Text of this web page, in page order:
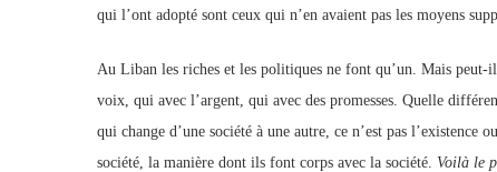
qui l’ont adopté sont ceux qui n’en avaient pas les moyens
Au Liban les riches et les politiques ne font qu’un. Mais peut-
voix, qui avec l’argent, qui avec des promesses. Quelle
qui change d’une société à une autre, ce n’est pas l’existence
société, la manière dont ils font corps avec la société. Voilà le